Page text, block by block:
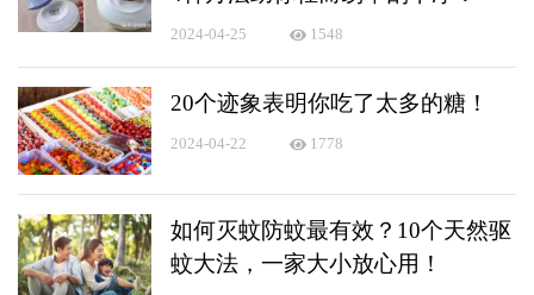
2024-04-25 1548
20个迹象表明你吃了太多的糖！
2024-04-22 1778
如何灭蚊防蚊最有效？10个天然驱
蚊大法，一家大小放心用！